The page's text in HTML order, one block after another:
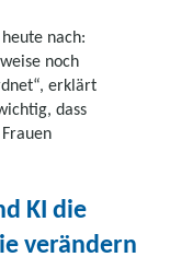
nach:
noch
erklärt
dass
KI die
verändern